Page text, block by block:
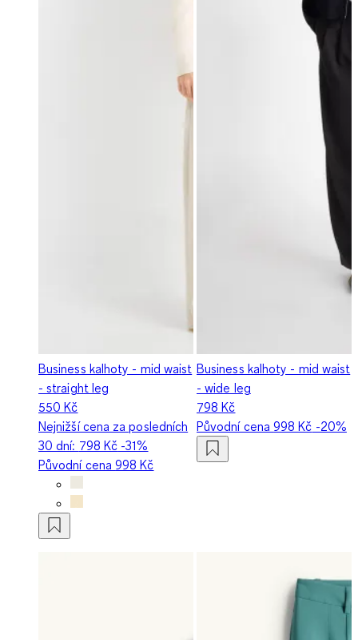
Business kalhoty - mid waist
- straight leg
550 Kč
Nejnižší cena za posledních
30 dní: 798 Kč -31%
Původní cena998 Kč
Business kalhoty - mid waist
- wide leg
798 Kč
Původní cena998 Kč -20%